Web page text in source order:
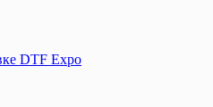
DTF Expo